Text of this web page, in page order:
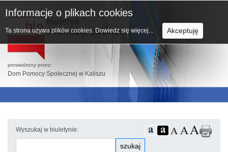
prowadzony przez:
Dom Pomocy Społecznej w Kaliszu
Wyszukaj w biuletynie:
szukaj
Informacje o plikach cookies
Ta strona używa plików cookies. Dowiedz się więcej... Akceptuję